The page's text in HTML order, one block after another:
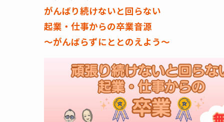
がんばり続けないと回らない
起業・仕事からの卒業音源
～がんばらずにととのえよう～